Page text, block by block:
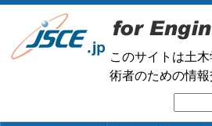
メ
ン
このサイトは土
術者のための情報
索